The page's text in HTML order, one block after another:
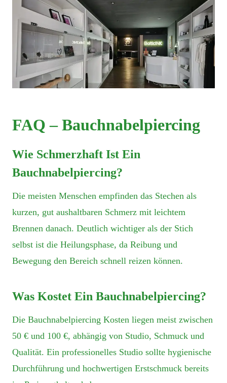
FAQ – Bauchnabelpiercing
Wie Schmerzhaft Ist Ein
Bauchnabelpiercing?
Die meisten Menschen empfinden das Stechen als
kurzen, gut aushaltbaren Schmerz mit leichtem
Brennen danach. Deutlich wichtiger als der Stich
selbst ist die Heilungsphase, da Reibung und
Bewegung den Bereich schnell reizen können.
Was Kostet Ein Bauchnabelpiercing?
Die Bauchnabelpiercing Kosten liegen meist zwischen
50 € und 100 €, abhängig von Studio, Schmuck und
Qualität. Ein professionelles Studio sollte hygienische
Durchführung und hochwertigen Erstschmuck bereits